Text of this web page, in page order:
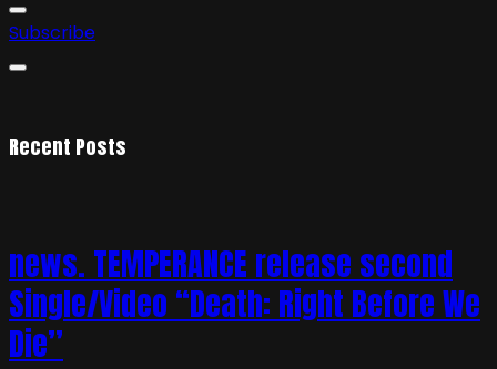
Subscribe
Recent Posts
news. TEMPERANCE release second
Single/Video “Death: Right Before We
Die”